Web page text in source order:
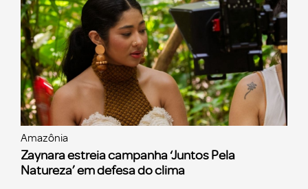
Amazônia
Zaynara estreia campanha ‘Juntos Pela
Natureza’ em defesa do clima